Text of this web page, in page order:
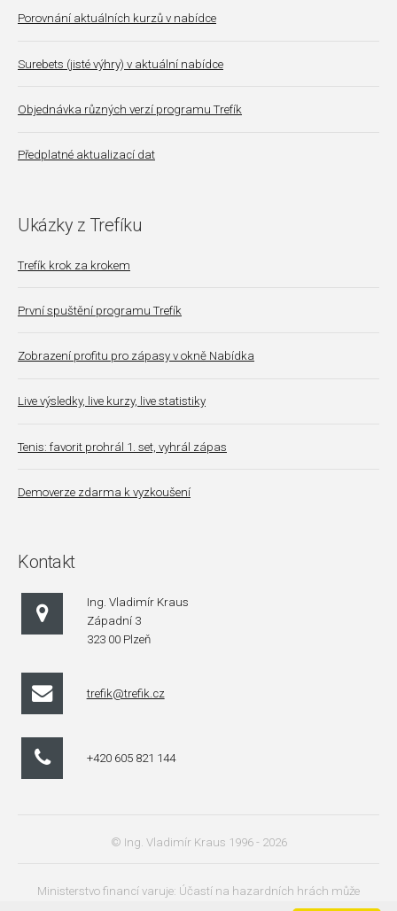
Porovnání aktuálních kurzů v nabídce
Surebets (jisté výhry) v aktuální nabídce
Objednávka různých verzí programu Trefík
Předplatné aktualizací dat
Ukázky z Trefíku
Trefík krok za krokem
První spuštění programu Trefík
Zobrazení profitu pro zápasy v okně Nabídka
Live výsledky, live kurzy, live statistiky
Tenis: favorit prohrál 1. set, vyhrál zápas
Demoverze zdarma k vyzkoušení
Kontakt
Ing. Vladimír Kraus
Západní 3
323 00 Plzeň
trefik@trefik.cz
+420 605 821 144
© Ing. Vladimír Kraus 1996 - 2026
Ministerstvo financí varuje: Účastí na hazardních hrách může